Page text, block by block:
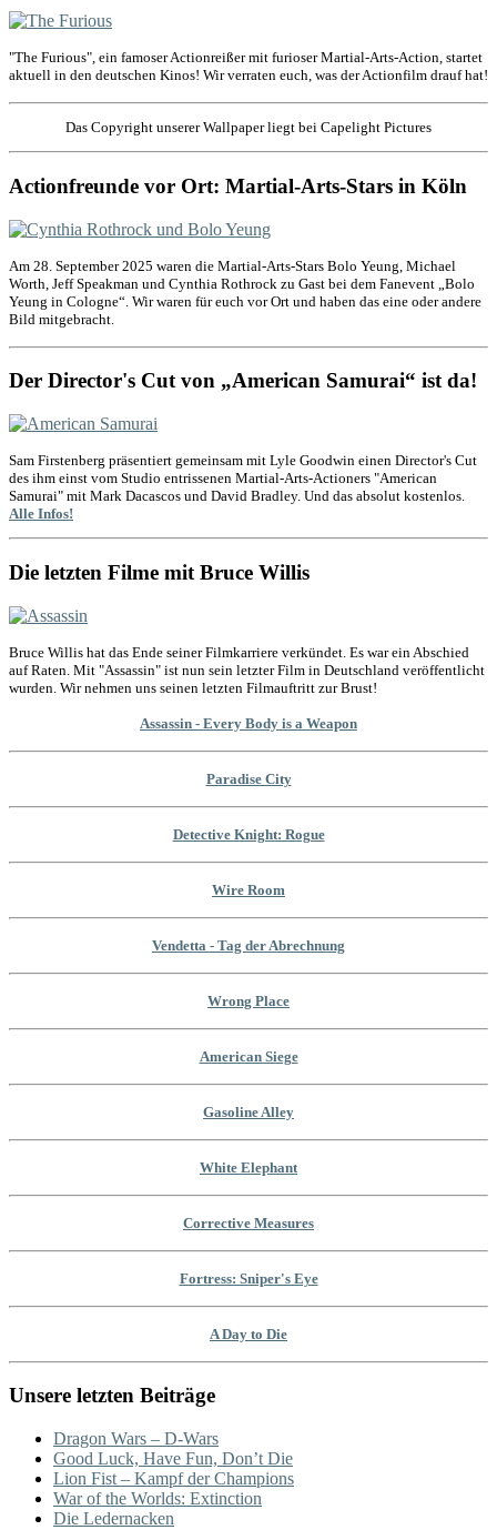
"The Furious", ein famoser Actionreißer mit furioser Martial-Arts-Action, startet
aktuell in den deutschen Kinos! Wir verraten euch, was der Actionfilm drauf hat!
Das Copyright unserer Wallpaper liegt bei Capelight Pictures
Actionfreunde vor Ort: Martial-Arts-Stars in Köln
Am 28. September 2025 waren die Martial-Arts-Stars Bolo Yeung, Michael
Worth, Jeff Speakman und Cynthia Rothrock zu Gast bei dem Fanevent „Bolo
Yeung in Cologne“. Wir waren für euch vor Ort und haben das eine oder andere
Bild mitgebracht.
Der Director's Cut von „American Samurai“ ist da!
Sam Firstenberg präsentiert gemeinsam mit Lyle Goodwin einen Director's Cut
des ihm einst vom Studio entrissenen Martial-Arts-Actioners "American
Samurai" mit Mark Dacascos und David Bradley. Und das absolut kostenlos.
Alle Infos!
Die letzten Filme mit Bruce Willis
Bruce Willis hat das Ende seiner Filmkarriere verkündet. Es war ein Abschied
auf Raten. Mit "Assassin" ist nun sein letzter Film in Deutschland veröffentlicht
wurden. Wir nehmen uns seinen letzten Filmauftritt zur Brust!
Assassin - Every Body is a Weapon
Paradise City
Detective Knight: Rogue
Wire Room
Vendetta - Tag der Abrechnung
Wrong Place
American Siege
Gasoline Alley
White Elephant
Corrective Measures
Fortress: Sniper's Eye
A Day to Die
Unsere letzten Beiträge
Dragon Wars – D-Wars
Good Luck, Have Fun, Don’t Die
Lion Fist – Kampf der Champions
War of the Worlds: Extinction
Die Ledernacken